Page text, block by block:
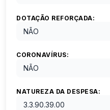
DOTAÇÃO REFORÇADA:
NÃO
CORONAVÍRUS:
NÃO
NATUREZA DA DESPESA:
3.3.90.39.00